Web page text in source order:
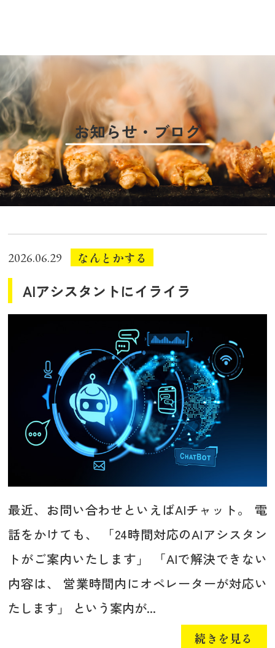
お知らせ・ブログ
2026.06.29 なんとかする
AIアシスタントにイライラ
最近、お問い合わせといえばAIチャット。 電
話をかけても、 「24時間対応のAIアシスタン
トがご案内いたします」 「AIで解決できない
内容は、 営業時間内にオペレーターが対応い
たします」 という案内が...
続きを見る